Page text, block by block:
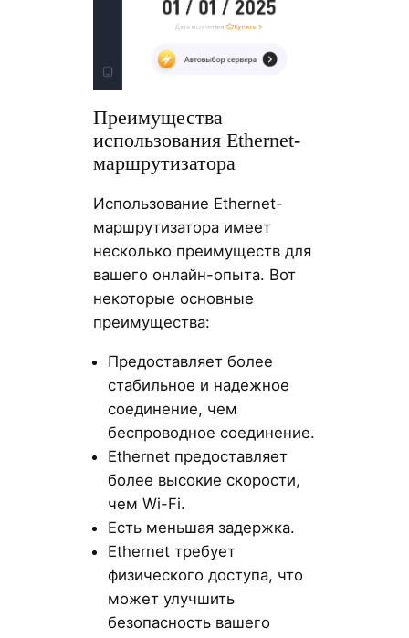
Преимущества
использования Ethernet-
маршрутизатора
Использование Ethernet-
маршрутизатора имеет
несколько преимуществ для
вашего онлайн-опыта. Вот
некоторые основные
преимущества:
Предоставляет более
стабильное и надежное
соединение, чем
беспроводное соединение.
Ethernet предоставляет
более высокие скорости,
чем Wi-Fi.
Есть меньшая задержка.
Ethernet требует
физического доступа, что
может улучшить
безопасность вашего